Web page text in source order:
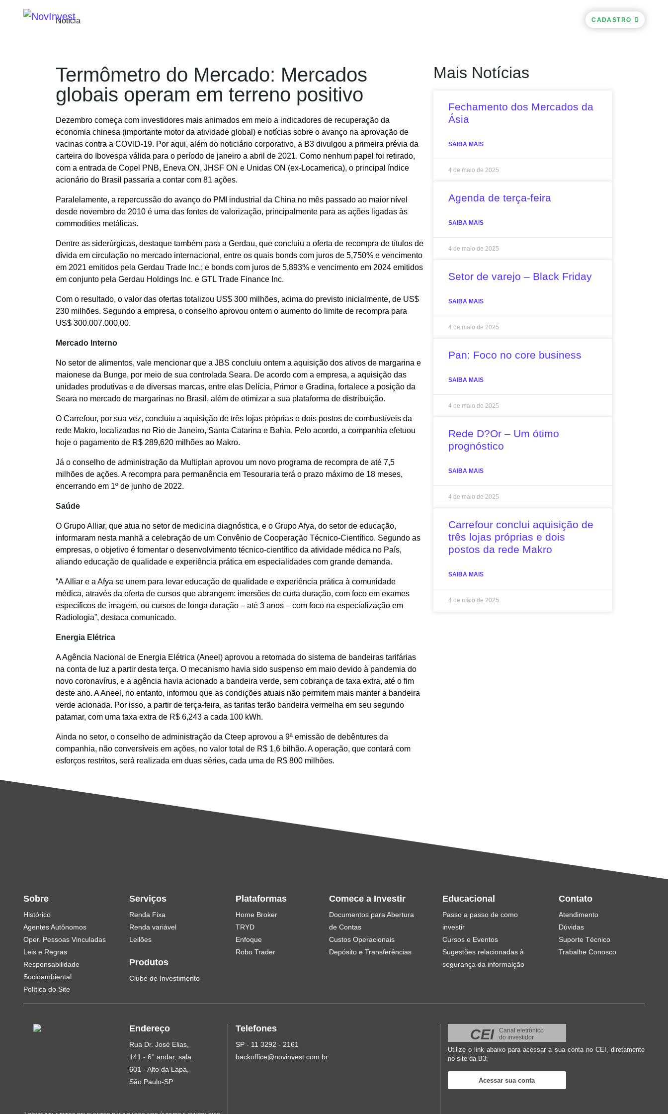
CADASTRO
Notícia
Termômetro do Mercado: Mercados
globais operam em terreno positivo
Dezembro começa com investidores mais animados em meio a indicadores de recuperação da
economia chinesa (importante motor da atividade global) e notícias sobre o avanço na aprovação de
vacinas contra a COVID-19. Por aqui, além do noticiário corporativo, a B3 divulgou a primeira prévia da
carteira do Ibovespa válida para o período de janeiro a abril de 2021. Como nenhum papel foi retirado,
com a entrada de Copel PNB, Eneva ON, JHSF ON e Unidas ON (ex-Locamerica), o principal índice
acionário do Brasil passaria a contar com 81 ações.
Paralelamente, a repercussão do avanço do PMI industrial da China no mês passado ao maior nível
desde novembro de 2010 é uma das fontes de valorização, principalmente para as ações ligadas às
commodities metálicas.
Dentre as siderúrgicas, destaque também para a Gerdau, que concluiu a oferta de recompra de títulos de
dívida em circulação no mercado internacional, entre os quais bonds com juros de 5,750% e vencimento
em 2021 emitidos pela Gerdau Trade Inc.; e bonds com juros de 5,893% e vencimento em 2024 emitidos
em conjunto pela Gerdau Holdings Inc. e GTL Trade Finance Inc.
Com o resultado, o valor das ofertas totalizou US$ 300 milhões, acima do previsto inicialmente, de US$
230 milhões. Segundo a empresa, o conselho aprovou ontem o aumento do limite de recompra para
US$ 300.007.000,00.
Mercado Interno
No setor de alimentos, vale mencionar que a JBS concluiu ontem a aquisição dos ativos de margarina e
maionese da Bunge, por meio de sua controlada Seara. De acordo com a empresa, a aquisição das
unidades produtivas e de diversas marcas, entre elas Delícia, Primor e Gradina, fortalece a posição da
Seara no mercado de margarinas no Brasil, além de otimizar a sua plataforma de distribuição.
O Carrefour, por sua vez, concluiu a aquisição de três lojas próprias e dois postos de combustíveis da
rede Makro, localizadas no Rio de Janeiro, Santa Catarina e Bahia. Pelo acordo, a companhia efetuou
hoje o pagamento de R$ 289,620 milhões ao Makro.
Já o conselho de administração da Multiplan aprovou um novo programa de recompra de até 7,5
milhões de ações. A recompra para permanência em Tesouraria terá o prazo máximo de 18 meses,
encerrando em 1º de junho de 2022.
Saúde
O Grupo Alliar, que atua no setor de medicina diagnóstica, e o Grupo Afya, do setor de educação,
informaram nesta manhã a celebração de um Convênio de Cooperação Técnico-Científico. Segundo as
empresas, o objetivo é fomentar o desenvolvimento técnico-científico da atividade médica no País,
aliando educação de qualidade e experiência prática em especialidades com grande demanda.
“A Alliar e a Afya se unem para levar educação de qualidade e experiência prática à comunidade
médica, através da oferta de cursos que abrangem: imersões de curta duração, com foco em exames
específicos de imagem, ou cursos de longa duração – até 3 anos – com foco na especialização em
Radiologia”, destaca comunicado.
Energia Elétrica
A Agência Nacional de Energia Elétrica (Aneel) aprovou a retomada do sistema de bandeiras tarifárias
na conta de luz a partir desta terça. O mecanismo havia sido suspenso em maio devido à pandemia do
novo coronavírus, e a agência havia acionado a bandeira verde, sem cobrança de taxa extra, até o fim
deste ano. A Aneel, no entanto, informou que as condições atuais não permitem mais manter a bandeira
verde acionada. Por isso, a partir de terça-feira, as tarifas terão bandeira vermelha em seu segundo
patamar, com uma taxa extra de R$ 6,243 a cada 100 kWh.
Ainda no setor, o conselho de administração da Cteep aprovou a 9ª emissão de debêntures da
companhia, não conversíveis em ações, no valor total de R$ 1,6 bilhão. A operação, que contará com
esforços restritos, será realizada em duas séries, cada uma de R$ 800 milhões.
Mais Notícias
Fechamento dos Mercados da
Ásia
SAIBA MAIS
4 de maio de 2025
Agenda de terça-feira
SAIBA MAIS
4 de maio de 2025
Setor de varejo – Black Friday
SAIBA MAIS
4 de maio de 2025
Pan: Foco no core business
SAIBA MAIS
4 de maio de 2025
Rede D?Or – Um ótimo
prognóstico
SAIBA MAIS
4 de maio de 2025
Carrefour conclui aquisição de
três lojas próprias e dois
postos da rede Makro
SAIBA MAIS
4 de maio de 2025
Sobre
Histórico
Agentes Autônomos
Oper. Pessoas Vinculadas
Leis e Regras
Responsabilidade
Socioambiental
Política do Site
Serviços
Renda Fixa
Renda variável
Leilões
Produtos
Clube de Investimento
Plataformas
Home Broker
TRYD
Enfoque
Robo Trader
Comece a Investir
Documentos para Abertura
de Contas
Custos Operacionais
Depósito e Transferências
Educacional
Passo a passo de como
investir
Cursos e Eventos
Sugestões relacionadas à
segurança da informalção
Contato
Atendimento
Dúvidas
Suporte Técnico
Trabalhe Conosco
Endereço
Rua Dr. José Elias,
141 - 6° andar, sala
601 - Alto da Lapa,
São Paulo-SP
Telefones
SP - 11 3292 - 2161
backoffice@novinvest.com.br
CEI
Canal eletrônico
do investidor
Utilize o link abaixo para acessar a sua conta no CEI, diretamente
no site da B3:
Acessar sua conta